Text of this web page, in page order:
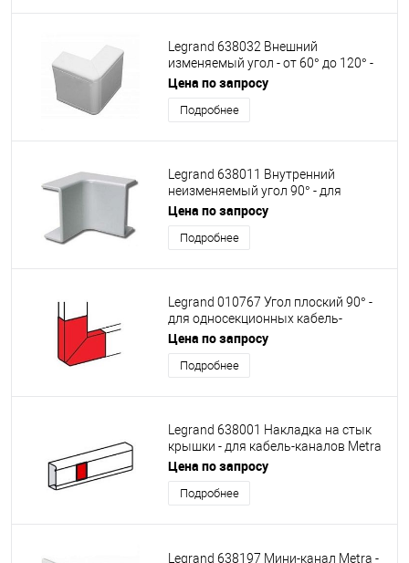
Legrand 638032 Внешний
изменяемый угол - от 60° до 120° -
для кабель-каналов Metra 100x50
Цена по запросу
Подробнее
Legrand 638011 Внутренний
неизменяемый угол 90° - для
кабель-каналов Metra 100x50
Цена по запросу
Подробнее
Legrand 010767 Угол плоский 90° -
для односекционных кабель-
каналов DLP 35/50х80 - белый
Цена по запросу
Подробнее
Legrand 638001 Накладка на стык
крышки - для кабель-каналов Metra
85х50, 100х50 и 130х50
Цена по запросу
Подробнее
Legrand 638197 Мини-канал Metra -